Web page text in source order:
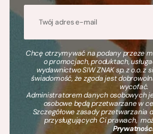
Chcę otrzymywać na podany przeze
o promocjach, produktach,
wydawnictwo SIW ZNAK sp. z o.o. z
świadomość, że zgoda jest
wycofać.
Administratorem danych osobowych
osobowe będą przetwarzane w
Szczegółowe zasady przetwarzania
przysługujących Ci prawach,